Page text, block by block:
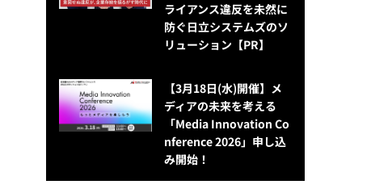
ライアンス違反を未然に
防ぐ日立システムズのソ
リューション​【PR】
【3月18日(水)開催】メ
ディアの未来を考える
「Media Innovation Co
nference 2026」申し込
み開始！